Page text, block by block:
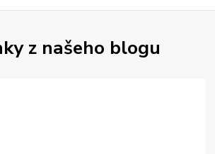
z našeho blogu